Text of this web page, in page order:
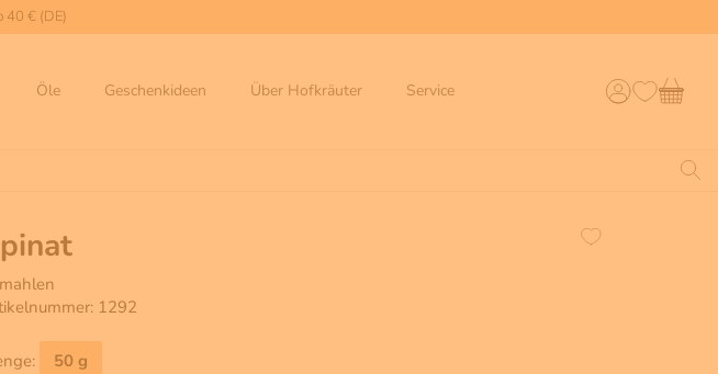
40 € (DE)
Öle Geschenkideen Über Hofkräuter Service
1292
50 g